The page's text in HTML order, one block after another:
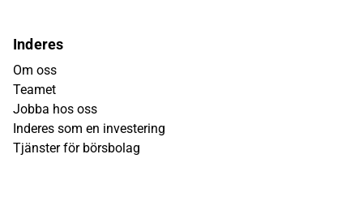
Inderes
Om oss
Teamet
Jobba hos oss
Inderes som en investering
Tjänster för börsbolag